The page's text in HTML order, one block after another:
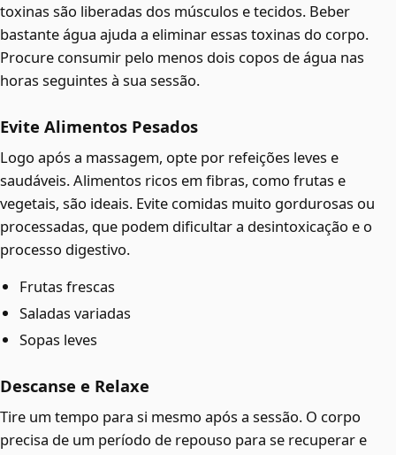
toxinas são liberadas dos músculos e tecidos. Beber
bastante água ajuda a eliminar essas toxinas do corpo.
Procure consumir pelo menos dois copos de água nas
horas seguintes à sua sessão.
Evite Alimentos Pesados
Logo após a massagem, opte por refeições leves e
saudáveis. Alimentos ricos em fibras, como frutas e
vegetais, são ideais. Evite comidas muito gordurosas ou
processadas, que podem dificultar a desintoxicação e o
processo digestivo.
Frutas frescas
Saladas variadas
Sopas leves
Descanse e Relaxe
Tire um tempo para si mesmo após a sessão. O corpo
precisa de um período de repouso para se recuperar e